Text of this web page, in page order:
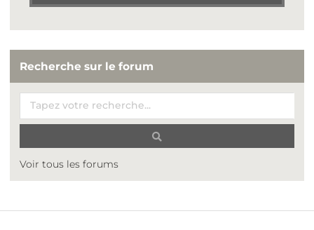
Recherche sur le forum
Voir tous les forums